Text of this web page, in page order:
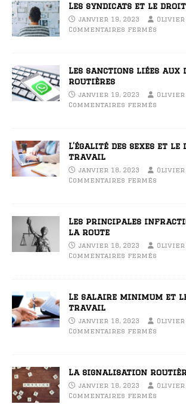
Les syndicats et le
janvier 19, 2023
Olivier
Commentaires fermés
Les sanctions liées
routières
janvier 19, 2023
Olivier
Commentaires fermés
L’égalité des sexes et
travail
janvier 18, 2023
Olivier
Commentaires fermés
Les principales
la route
janvier 18, 2023
Olivier
Commentaires fermés
Le salaire minimum et
travail
janvier 18, 2023
Olivier
Commentaires fermés
La signalisation
janvier 18, 2023
Olivier
Commentaires fermés